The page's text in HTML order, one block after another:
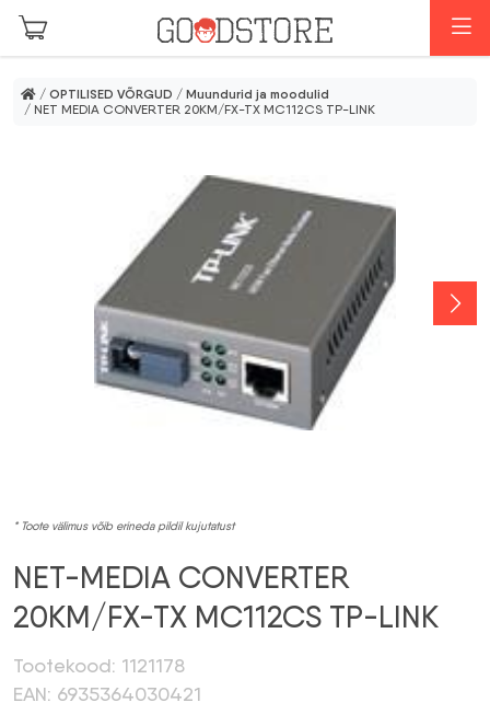
Skip to main content
/ OPTILISED VÕRGUD / Muundurid ja moodulid
/ NET MEDIA CONVERTER 20KM/FX-TX MC112CS TP-LINK
* Toote välimus võib erineda pildil kujutatust
NET-MEDIA CONVERTER
20KM/FX-TX MC112CS TP-LINK
Tootekood: 1121178
EAN: 6935364030421